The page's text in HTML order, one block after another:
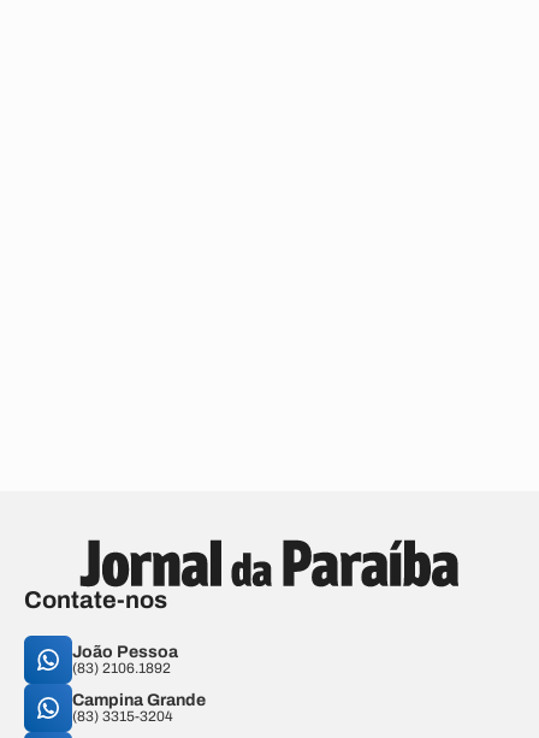
Contate-nos
João Pessoa
(83) 2106.1892
Campina Grande
(83) 3315-3204